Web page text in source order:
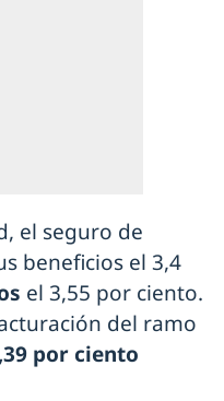
el seguro de
beneficios el 3,4
el 3,55 por ciento.
del ramo
por ciento